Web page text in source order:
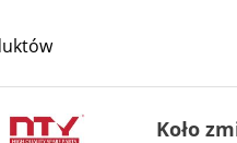
Koło